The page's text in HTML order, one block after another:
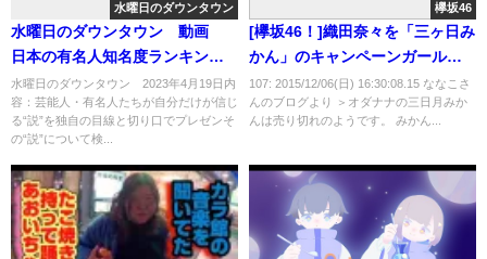
水曜日のダウンタウン
水曜日のダウンタウン 動画
日本の有名人知名度ランキング
TOP100 4月19日
水曜日のダウンタウン 2023年4月19日内
容：芸能人・有名人たちが自分だけが信じ
る“説”を独自の目線と切り口でプレゼンそ
の“説”について検...
欅坂46
[欅坂46！]織田奈々を「三ヶ日み
かん」のキャンペーンガールに
しようwwww（画像あり）
107: 2015/12/06(日) 16:30:08.15 ななこさ
んのブログより ＞オダナナの三日月みか
んは売り切れのようです。 みかん...